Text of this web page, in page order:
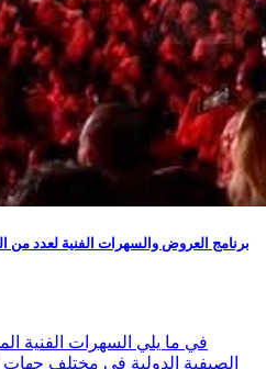
برنامج العروض والسهرات الفنية لعدد من
في ما يلي السهرات الفنية